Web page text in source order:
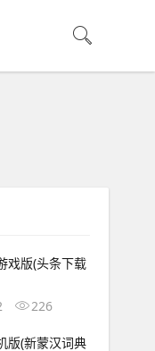
戏版(头条下载
226
版(新蒙汉词典